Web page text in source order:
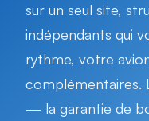
sur un seul site,
indépendants qui
rythme, votre
complémentaires.
— la garantie de